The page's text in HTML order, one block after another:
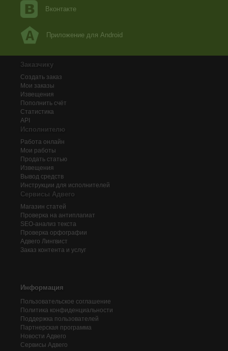
Вконтакте
Приложение для Android
Заказчику
Создать заказ
Мои заказы
Извещения
Пополнить счёт
Статистика
API
Исполнителю
Работа онлайн
Мои работы
Продать статью
Извещения
Вывод средств
Инструкции для исполнителей
Сервисы Адвего
Магазин статей
Проверка на антиплагиат
SEO-анализ текста
Проверка орфографии
Адвего Лингвист
Заказ контента и услуг
Информация
Пользовательское соглашение
Политика конфиденциальности
Поддержка пользователей
Партнерская программа
Новости Адвего
Сервисы Адвего